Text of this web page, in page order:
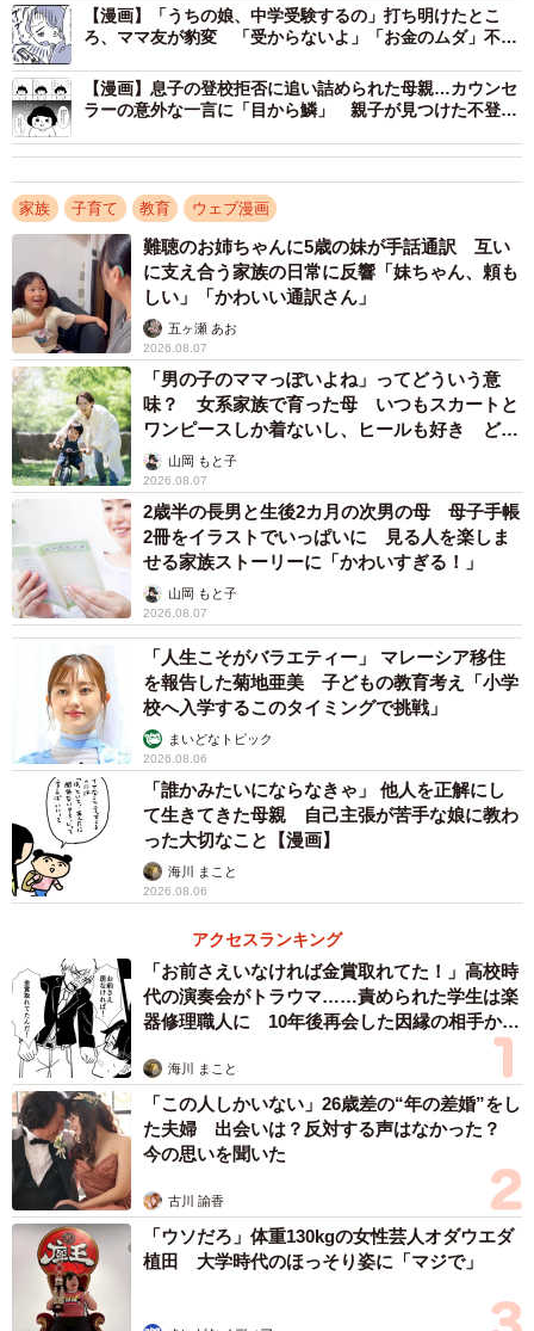
ひとりファミレスランチで聞こえてくる受験生のママたちの会話（SAI@
子鉄さん提供）
なぜなら、中学受験で付属校に合格するというのは簡単な
話ではないからです。中学受験は、第1志望校に合格できる
のは男子で約4人に1人、女子で約3人に1人とされており、
第1志望に合格できない子が多数派になる過酷な世界なので
す。
この現実を知る主人公は、思わず「なんということを…！
そんな簡単に…」と衝撃を受け、心の中で「いいなー、う
ちもカレーにすればよかったと違うから！」と静かにツッ
コミます。似たような経験をした読者からも「この発言は
非常に失礼」「頼むからその口閉じてくれ」と、ツッコミ
が入っていました。同作について、作者であるSAI@子鉄さ
んに詳しく話を伺いました。
ー中学受験をテーマにした漫画を書こうと思った理由は何
でしょうか？
中学受験というと一般的には「中学受験＝親の狂気」とい
った暗いイメージが先行しているように感じます。私自身
も夢中になってさまざまな本やブログを読みました。ま
た、夏期講習は地獄など、不安を煽られることも多く、明
るく伴走している方はほぼいないと感じています。
そんな中で、伴走を楽しむことに焦点を当て、笑えるエピ
ソードを拾い上げていこうと考えました。あるあるネタで
笑い合えれば、苦しくて辛くてひとりぼっちの伴走者たち
の力になれるのではないかと思ったのです。また、自己満
足で始めたことではありますが、それが誰かの役に立てる
のであれば、それは良いことをしているという願掛けにも
なるのではないかなとも考えています。
【漫画】「うちの娘、中学受験するの」打ち明けたとこ
ろ、ママ友が豹変 「受からないよ」「お金のムダ」不快
【漫画】息子の登校拒否に追い詰められた母親…カウンセ
ラーの意外な一言に「目から鱗」 親子が見つけた不登校
家族 子育て 教育 ウェブ漫画
難聴のお姉ちゃんに5歳の妹が手話通訳 互い
に支え合う家族の日常に反響「妹ちゃん、頼も
しい」「かわいい通訳さん」
五ヶ瀬 あお
2026.08.07
「男の子のママっぽいよね」ってどういう意
味？ 女系家族で育った母 いつもスカートと
ワンピースしか着ないし、ヒールも好き どの
へんが…
山岡 もと子
2026.08.07
2歳半の長男と生後2カ月の次男の母 母子手帳
2冊をイラストでいっぱいに 見る人を楽しま
せる家族ストーリーに「かわいすぎる！」
山岡 もと子
2026.08.07
「人生こそがバラエティー」 マレーシア移住
を報告した菊地亜美 子どもの教育考え「小学
校へ入学するこのタイミングで挑戦」
まいどなトピック
2026.08.06
「誰かみたいにならなきゃ」 他人を正解にし
て生きてきた母親 自己主張が苦手な娘に教わ
った大切なこと【漫画】
海川 まこと
2026.08.06
アクセスランキング
「お前さえいなければ金賞取れてた！」高校時
代の演奏会がトラウマ……責められた学生は楽
器修理職人に 10年後再会した因縁の相手から
海川 まこと
「この人しかいない」26歳差の“年の差婚”をし
た夫婦 出会いは？反対する声はなかった？
今の思いを聞いた
古川 諭香
「ウソだろ」体重130kgの女性芸人オダウエダ
植田 大学時代のほっそり姿に「マジで」